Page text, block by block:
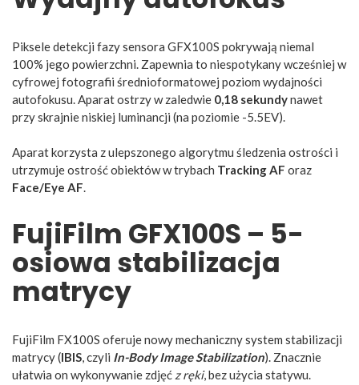
Piksele detekcji fazy sensora GFX100S pokrywają niemal
100% jego powierzchni. Zapewnia to niespotykany wcześniej w
cyfrowej fotografii średnioformatowej poziom wydajności
autofokusu. Aparat ostrzy w zaledwie 0,18 sekundynawet
przy skrajnie niskiej luminancji (na poziomie -5.5EV).
Aparat korzysta z ulepszonego algorytmu śledzenia ostrości i
utrzymuje ostrość obiektów w trybach Tracking AF oraz
Face/Eye AF.
FujiFilm GFX100S – 5-
osiowa stabilizacja
matrycy
FujiFilm FX100S oferuje nowy mechaniczny system stabilizacji
matrycy (IBIS, czyli In-Body Image Stabilization). Znacznie
ułatwia on wykonywanie zdjęć z ręki, bez użycia statywu.